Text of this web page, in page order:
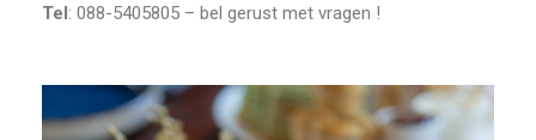
Tel: 088-5405805 – bel gerust met vragen !